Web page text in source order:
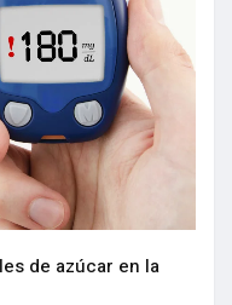
de azúcar en la